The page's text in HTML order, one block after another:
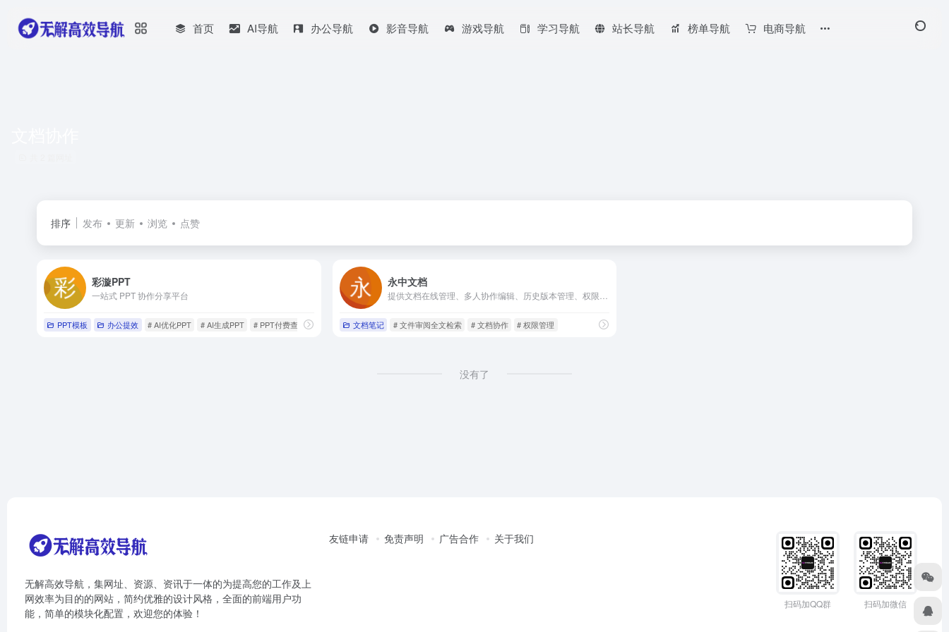
首页 AI导航 办公导航 影音导航 游戏导航 学习导航 站长导航 榜单导航 电商导航
排序 发布 更新 浏览 点赞
彩漩PPT
一站式 PPT 协作分享平台
PPT模板 办公提效 # AI优化PPT # AI生成PPT # PPT付费查看
永中文档
文档笔记 # 文件审阅全文检索 # 文档协作 # 权限管理
没有了
无解高效导航，集网址、资源、资讯于一体的为提高您的工作及上
网效率为目的的网站，简约优雅的设计风格，全面的前端用户功
能，简单的模块化配置，欢迎您的体验！
友链申请 免责声明 广告合作 关于我们
扫码加QQ群 扫码加微信